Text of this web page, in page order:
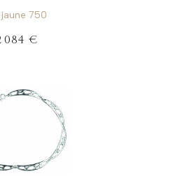
750
084 €